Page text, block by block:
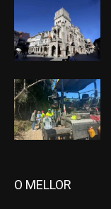
O MELLOR